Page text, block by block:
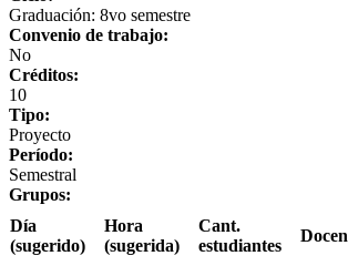
Graduación: 8vo semestre
Convenio de trabajo:
No
Créditos:
10
Tipo:
Proyecto
Período:
Semestral
Grupos:
Día
(sugerido)
Hora
(sugerida)
Cant.
estudiantes